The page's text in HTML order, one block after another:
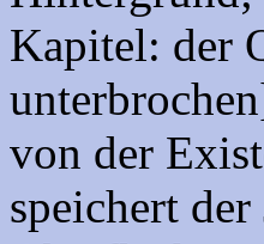
Kapitel: der
von der
speichert